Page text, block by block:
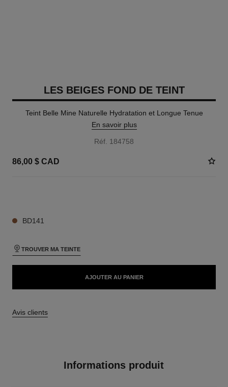
LES BEIGES FOND DE TEINT
Teint Belle Mine Naturelle Hydratation et Longue Tenue
En savoir plus
Réf. 184758
86,00 $ CAD
BD141
TROUVER MA TEINTE
AJOUTER AU PANIER
Avis clients
Informations produit